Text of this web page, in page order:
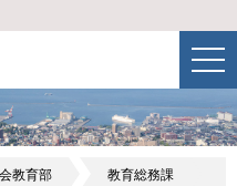
教育部 教育総務課